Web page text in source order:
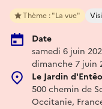
Thème : "La vue"
Date
samedi 6 juin
dimanche 7 juin
Le Jardin
500 chemin de
Occitanie,